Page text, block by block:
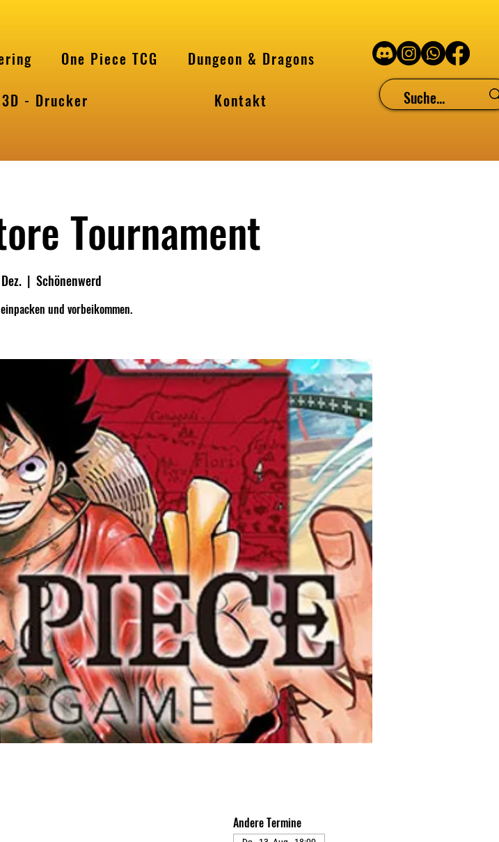
One Piece TCG
Dungeon & Dragons
3D - Drucker Kontakt
Tournament
  |
Schönenwerd
und vorbeikommen.
Andere Termine